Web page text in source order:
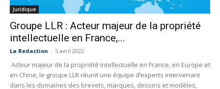
Juridique
Groupe LLR : Acteur majeur de la propriété
intellectuelle en France,...
La Redaction - 5 avril 2022
Acteur majeur de la propriété intellectuelle en France, en Europe et
en Chine, le groupe LLR réunit une équipe d’experts intervenant
dans les domaines des brevets, marques, dessins et modèles,